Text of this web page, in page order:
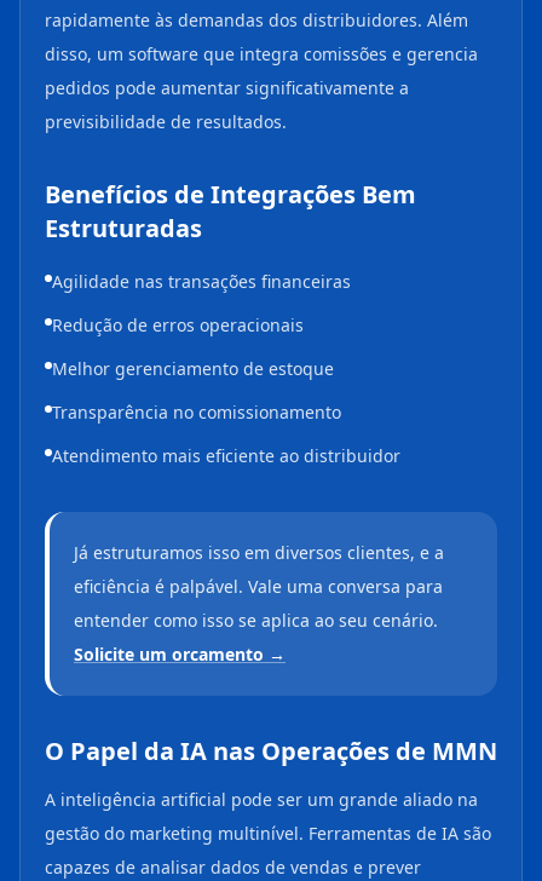
rapidamente às demandas dos distribuidores. Além
disso, um software que integra comissões e gerencia
pedidos pode aumentar significativamente a
previsibilidade de resultados.
Benefícios de Integrações Bem
Estruturadas
Agilidade nas transações financeiras
Redução de erros operacionais
Melhor gerenciamento de estoque
Transparência no comissionamento
Atendimento mais eficiente ao distribuidor
Já estruturamos isso em diversos clientes, e a
eficiência é palpável. Vale uma conversa para
entender como isso se aplica ao seu cenário.
Solicite um orcamento →
O Papel da IA nas Operações de MMN
A inteligência artificial pode ser um grande aliado na
gestão do marketing multinível. Ferramentas de IA são
capazes de analisar dados de vendas e prever